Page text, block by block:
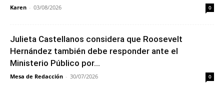
Karen - 03/08/2026 0
Julieta Castellanos considera que Roosevelt
Hernández también debe responder ante el
Ministerio Público por...
Mesa de Redacción - 30/07/2026 0